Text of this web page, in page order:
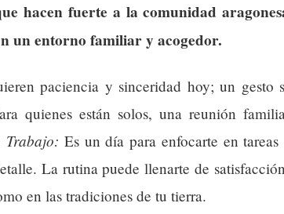
hacen fuerte a la comunidad
un entorno familiar y acogedor.
paciencia y sinceridad hoy; un gesto
quienes están solos, una reunión
Trabajo: Es un día para enfocarte en
La rutina puede llenarte de
en las tradiciones de tu tierra.